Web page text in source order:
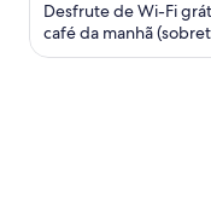
Desfrute de Wi-Fi
café da manhã
como Lyme Regis ...